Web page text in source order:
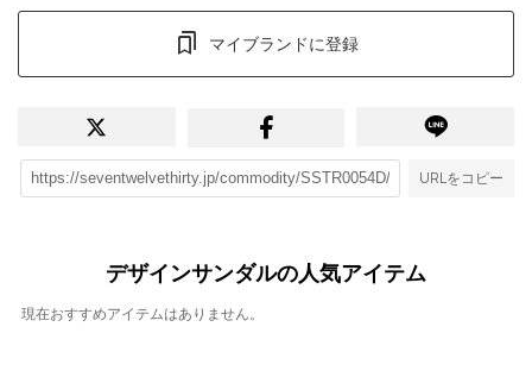
マイブランドに登録
URLをコピー
デザインサンダルの人気アイテム
現在おすすめアイテムはありません。